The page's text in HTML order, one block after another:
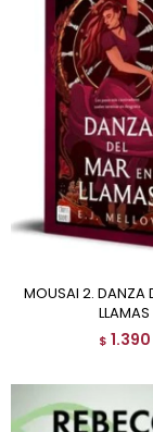
MOUSAI 2. DANZA DEL MAR EN
LLAMAS
$ 1.390